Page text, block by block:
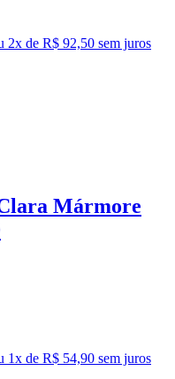
2x de R$ 92,50 sem juros
Mármore
1x de R$ 54,90 sem juros